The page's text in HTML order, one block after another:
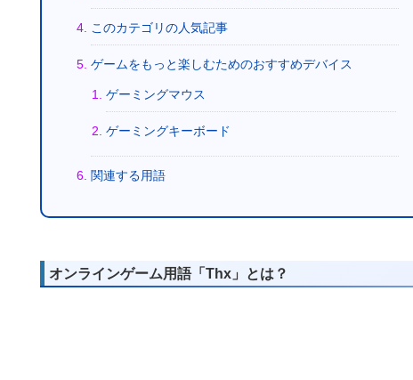
このカテゴリの人気記事
ゲームをもっと楽しむためのおすすめデバイス
ゲーミングマウス
ゲーミングキーボード
関連する用語
オンラインゲーム用語「Thx」とは？